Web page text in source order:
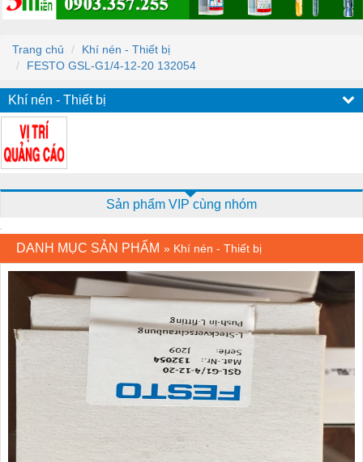
Trang chủ
Khí nén - Thiết bị
FESTO GSL-G1/4-12-20 132054
Khí nén - Thiết bị
Sản phẩm VIP cùng nhóm
DANH MỤC SẢN PHẨM » Khí nén - Thiết bị